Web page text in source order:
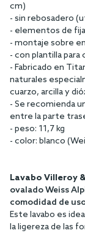
cm)
- sin rebosadero
- elementos de
- montaje sobre
- con plantilla
- Fabricado en
naturales
cuarzo, arcilla y
- Se recomienda
entre la parte
- peso: 11,7 kg
- color: blanco
Lavabo Villeroy
ovalado Weiss
comodidad de
Este lavabo es
la ligereza de las